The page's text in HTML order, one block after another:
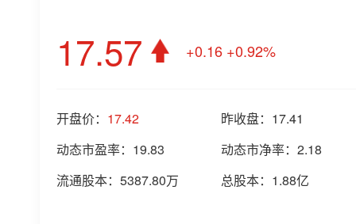
17.57 +0.16 +0.92%
开盘价： 17.42 昨收盘： 17.41
动态市盈率： 19.83 动态市净率： 2.18
流通股本： 5387.80万 总股本： 1.88亿